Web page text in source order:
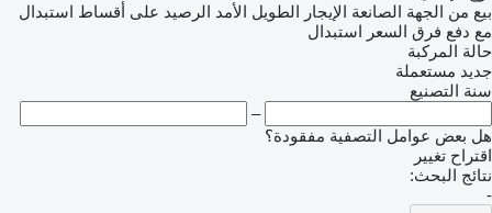
بيع من الجهة الصانعة الإيجار الطويل الأمد الرصيد على أقساط استبدال
مع دفع فرق السعر استبدال
حالة المركبة
جديد مستعملة
سنة التصنيع
–
هل بعض عوامل التصفية مفقودة؟
اقتراح تغيير
نتائج البحث:
-